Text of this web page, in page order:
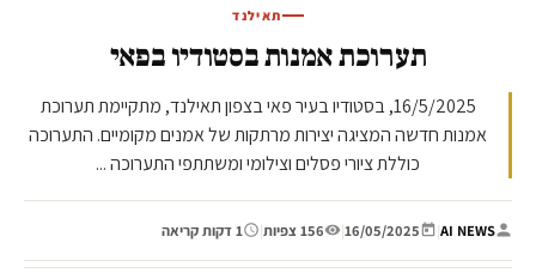
תאילנד
תערוכת אמנות בסטודיו בפאי
16/5/2025, בסטודיו בעיר פאי בצפון תאילנד, מתקיימת תערוכת
אמנות חדשה המציגה יצירות מרתקות של אמנים מקומיים. התערוכה
כוללת ציורי פסלים וצילומי ומשתתפי התערוכה ...
AI NEWS
|
16/05/2025
| 156 צפיות | 1 דקות קריאה